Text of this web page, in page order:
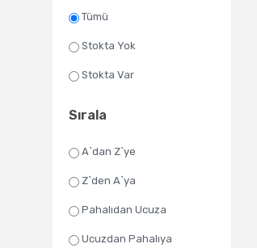
Tümü
Stokta Yok
Stokta Var
Sırala
A`dan Z`ye
Z`den A`ya
Pahalıdan Ucuza
Ucuzdan Pahalıya